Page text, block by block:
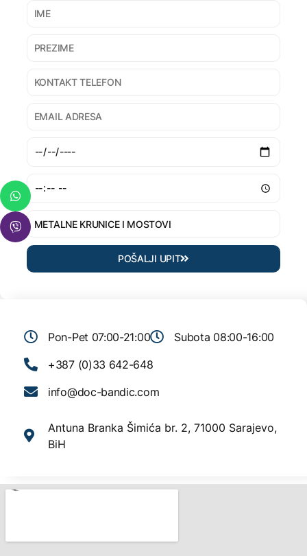
POŠALJI UPIT
Pon-Pet 07:00-21:00
Subota 08:00-16:00
+387 (0)33 642-648
info@doc-bandic.com
Antuna Branka Šimića br. 2, 71000 Sarajevo,
BiH